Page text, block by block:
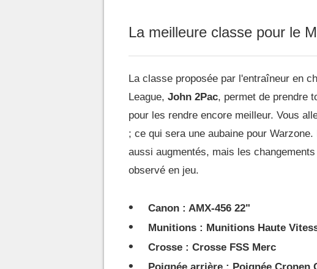
La meilleure classe pour le
La classe proposée par l'entraîneur en
League, John 2Pac, permet de prendre
pour les rendre encore meilleur. Vous
; ce qui sera une aubaine pour
aussi augmentés, mais les
observé en jeu.
Canon : AMX-456 22"
Munitions : Munitions Haute
Crosse : Crosse FSS Merc